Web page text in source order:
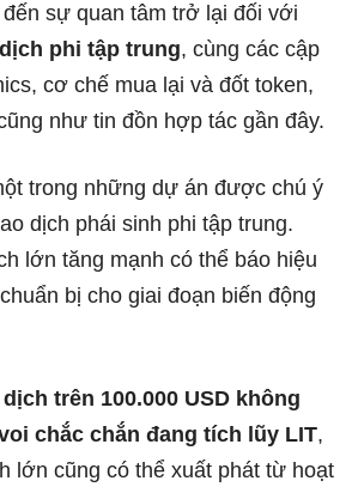
sự quan tâm trở lại đối với
phi tập trung, cùng các cập
cơ chế mua lại và đốt token,
như tin đồn hợp tác gần đây.
trong những dự án được chú ý
dịch phái sinh phi tập trung.
lớn tăng mạnh có thể báo hiệu
bị cho giai đoạn biến động
trên 100.000 USD không
chắc chắn đang tích lũy LIT,
lớn cũng có thể xuất phát từ hoạt